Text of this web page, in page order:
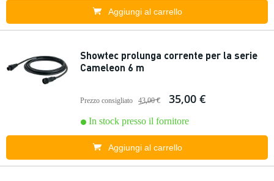
Aggiungi al carrello
Showtec prolunga corrente per la serie
Cameleon 6 m
Prezzo consigliato 43,00 € 35,00 €
In stock presso il fornitore
Aggiungi al carrello